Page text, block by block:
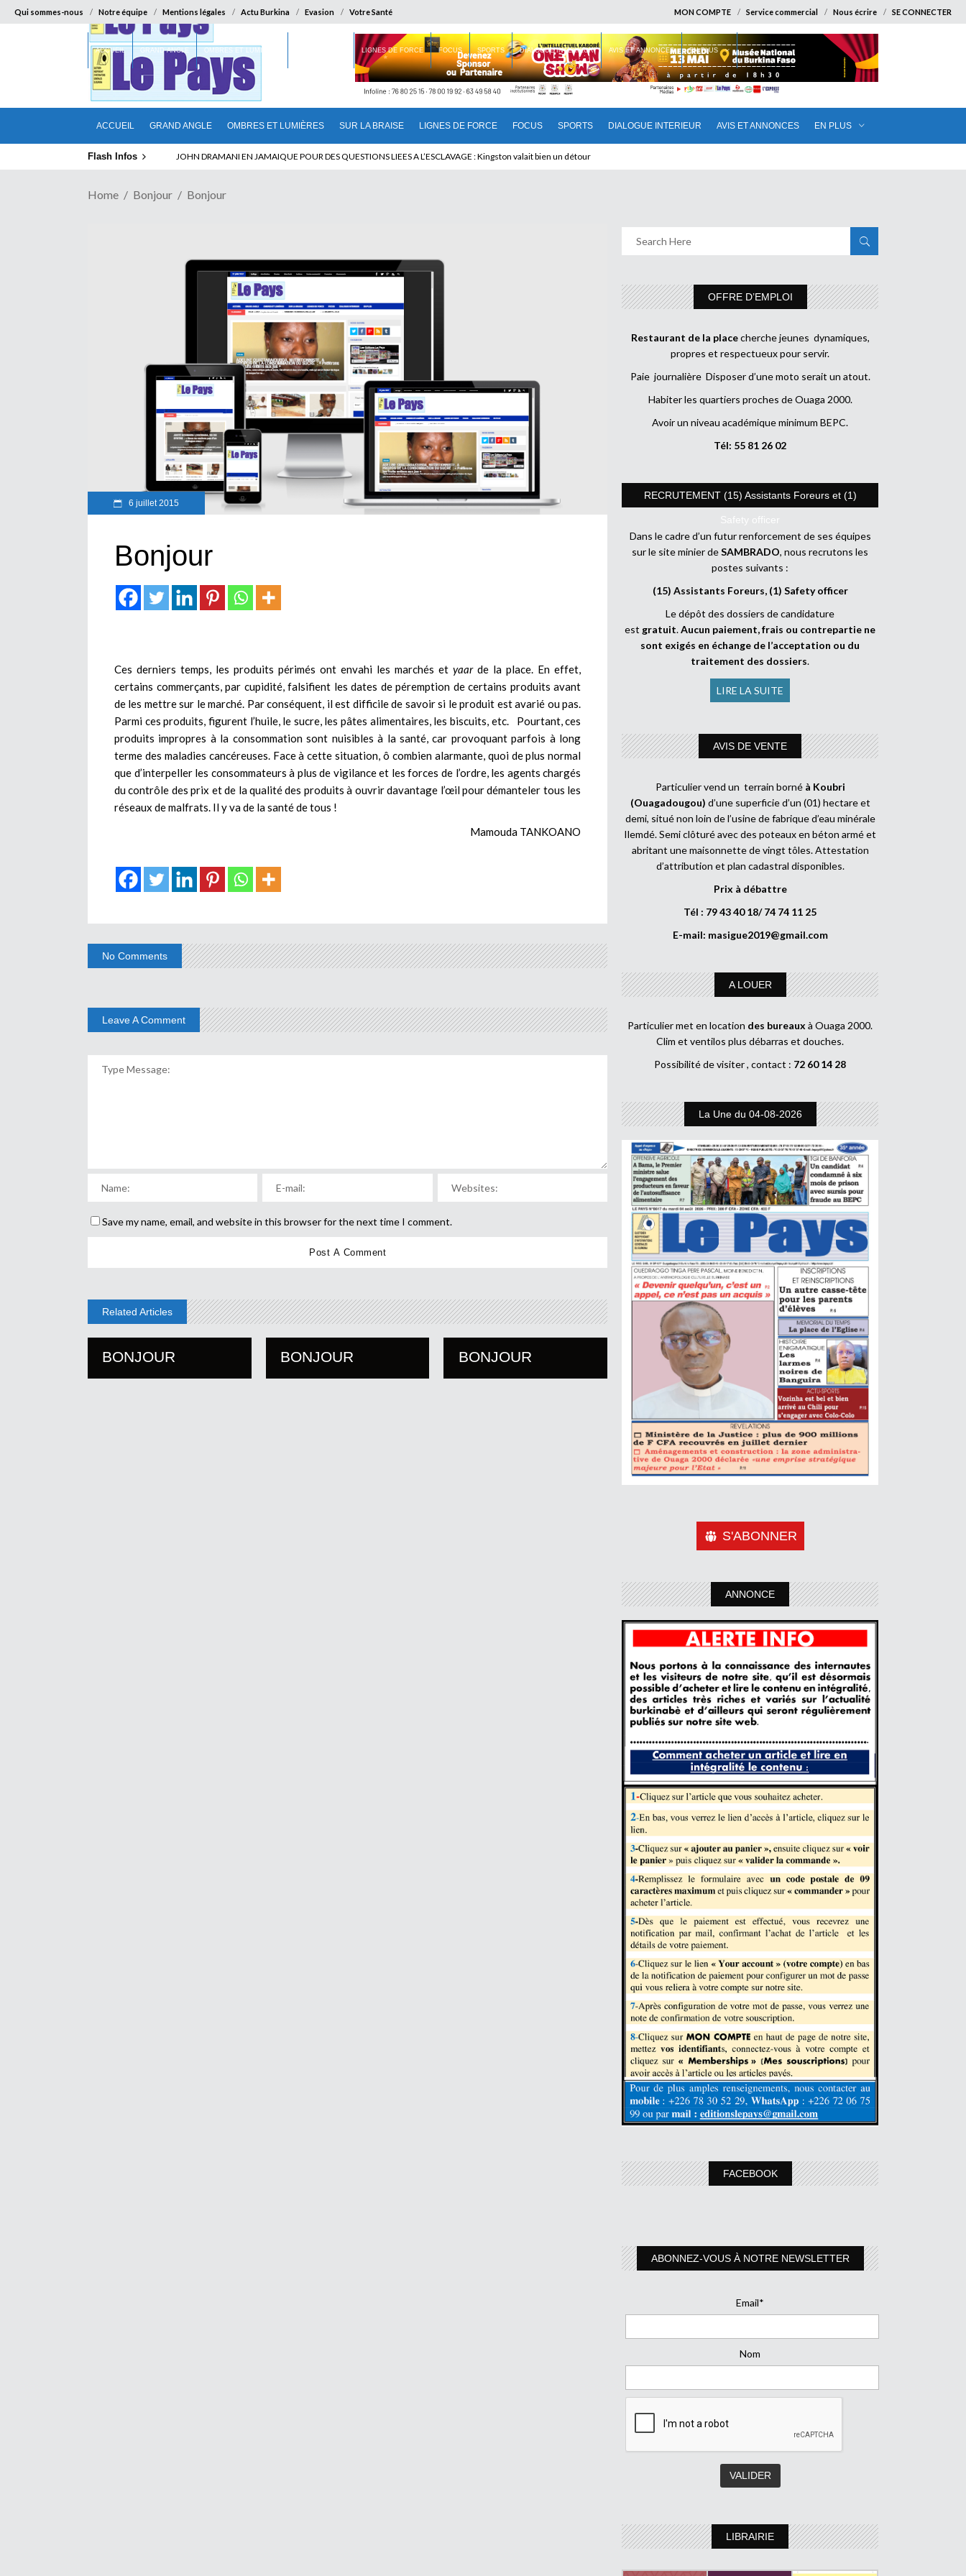
Qui sommes-nous Notre équipe Mentions légales Actu Burkina Evasion Votre Santé MON COMPTE Service commercial Nous écrire SE CONNECTER
ACCUEIL GRAND ANGLE OMBRES ET LUMIÈRES SUR LA BRAISE LIGNES DE FORCE FOCUS SPORTS DIALOGUE INTERIEUR AVIS ET ANNONCES EN PLUS
ACCUEIL GRAND ANGLE OMBRES ET LUMIÈRES LIGNES DE FORCE FOCUS SPORTS DIALOGUE INTERIEUR AVIS ET ANNONCES EN PLUS
Flash Infos ELECTION DE TALON A LA TETE DU SENAT BENINOIS : Quand Patrice quitte le pouvoir sans partir !
Home Bonjour Bonjour
6 juillet 2015
Bonjour
Ces derniers temps, les produits périmés ont envahi les marchés etyaarde la place. En effet,
certains commerçants, par cupidité, falsifient les dates de péremption de certains produits avant
de les mettre sur le marché. Par conséquent, il est difficile de savoir si le produit est avarié ou pas.
Parmi ces produits, figurent l’huile, le sucre, les pâtes alimentaires, les biscuits, etc. Pourtant, ces
produits impropres à la consommation sont nuisibles à la santé, car provoquant parfois à long
terme des maladies cancéreuses. Face à cette situation, ô combien alarmante, quoi de plus normal
que d’interpeller les consommateurs à plus de vigilance et les forces de l’ordre, les agents chargés
du contrôle des prix et de la qualité des produits à ouvrir davantage l’œil pour démanteler tous les
réseaux de malfrats. Il y va de la santé de tous !
Mamouda TANKOANO
No Comments
Leave A Comment
Save my name, email, and website in this browser for the next time I comment.
Related Articles
BONJOUR BONJOUR BONJOUR
OFFRE D’EMPLOI
Restaurant de la placecherche jeunes dynamiques,
propres et respectueux pour servir.
Paie journalière Disposer d’une moto serait un atout.
Habiter les quartiers proches de Ouaga 2000.
Avoir un niveau académique minimum BEPC.
Tél: 55 81 26 02
RECRUTEMENT (15) Assistants Foreurs et (1)
Safety officer
Dans le cadre d’un futur renforcement de ses équipes
sur le site minier deSAMBRADO, nous recrutons les
postes suivants :
(15) Assistants Foreurs, (1) Safety officer
Le dépôt des dossiers de candidature
est gratuit.Aucun paiement, frais ou contrepartie ne
sont exigés en échange de l’acceptation ou du
traitement des dossiers.
LIRE LA SUITE
AVIS DE VENTE
Particulier vend un terrain borné à Koubri
(Ouagadougou) d’une superficie d’un (01) hectare et
demi, situé non loin de l’usine de fabrique d’eau minérale
Ilemdé. Semi clôturé avec des poteaux en béton armé et
abritant une maisonnette de vingt tôles. Attestation
d’attribution et plan cadastral disponibles.
Prix à débattre
Tél : 79 43 40 18/ 74 74 11 25
E-mail: masigue2019@gmail.com
A LOUER
Particulier met en location des bureaux à Ouaga 2000.
Clim et ventilos plus débarras et douches.
Possibilité de visiter , contact : 72 60 14 28
La Une du 04-08-2026
S'ABONNER
ANNONCE
FACEBOOK
ABONNEZ-VOUS À NOTRE NEWSLETTER
Email*
Nom
LIBRAIRIE